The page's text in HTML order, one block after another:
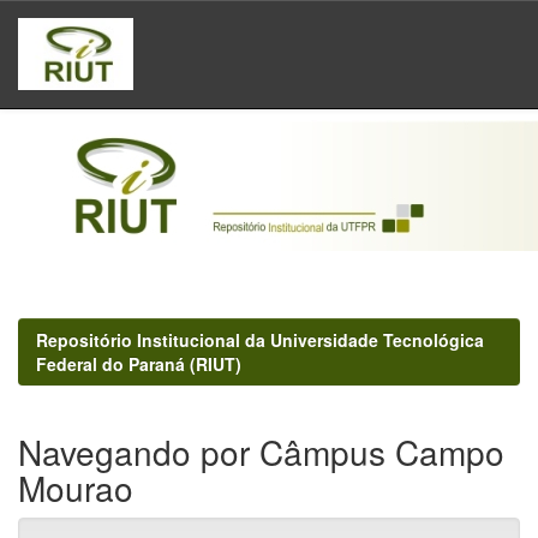
Skip
navigation
Repositório Institucional da Universidade Tecnológica
Federal do Paraná (RIUT)
Navegando por Câmpus Campo
Mourao